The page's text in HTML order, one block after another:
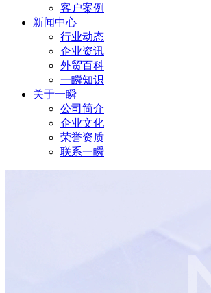
客户案例
新闻中心
行业动态
企业资讯
外贸百科
一瞬知识
关于一瞬
公司简介
企业文化
荣誉资质
联系一瞬